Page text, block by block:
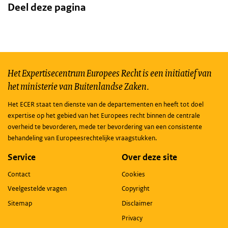
Deel deze pagina
Het Expertisecentrum Europees Recht is een initiatief van
het ministerie van Buitenlandse Zaken.
Het ECER staat ten dienste van de departementen en heeft tot doel
expertise op het gebied van het Europees recht binnen de centrale
overheid te bevorderen, mede ter bevordering van een consistente
behandeling van Europeesrechtelijke vraagstukken.
Service
Contact
Veelgestelde vragen
Sitemap
Over deze site
Cookies
Copyright
Disclaimer
Privacy